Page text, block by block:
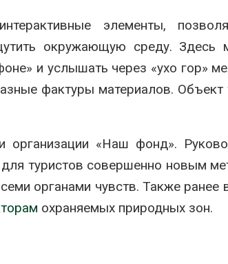
элементы,
окружающую среду. Здесь
и услышать через «ухо гор»
фактуры материалов. Объект
«Наш фонд».
для туристов совершенно новым
органами чувств. Также ранее
охраняемых природных зон.
паводков
более 140
воду
защиту природы
роста ущерба от
Дом из старых
Авг 7, 2026
Камчатские
перед осенней
Авг 7, 2026